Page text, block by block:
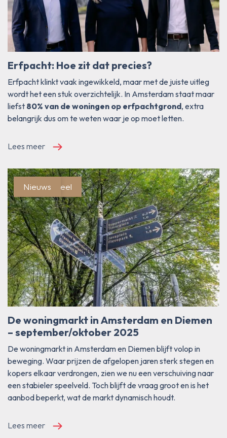
Erfpacht: Hoe zit dat precies?
Erfpacht klinkt vaak ingewikkeld, maar met de juiste uitleg
wordt het een stuk overzichtelijk. In Amsterdam staat maar
liefst 80% van de woningen op erfpachtgrond, extra
belangrijk dus om te weten waar je op moet letten.
Lees meer
Blog/Actueel
Nieuws
De woningmarkt in Amsterdam en Diemen
– september/oktober 2025
De woningmarkt in Amsterdam en Diemen blijft volop in
beweging. Waar prijzen de afgelopen jaren sterk stegen en
kopers elkaar verdrongen, zien we nu een verschuiving naar
een stabieler speelveld. Toch blijft de vraag groot en is het
aanbod beperkt, wat de markt dynamisch houdt.
Lees meer